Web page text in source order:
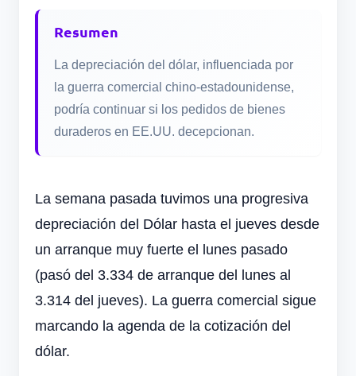
Resumen
La depreciación del dólar, influenciada por
la guerra comercial chino-estadounidense,
podría continuar si los pedidos de bienes
duraderos en EE.UU. decepcionan.
La semana pasada tuvimos una progresiva
depreciación del Dólar hasta el jueves desde
un arranque muy fuerte el lunes pasado
(pasó del 3.334 de arranque del lunes al
3.314 del jueves). La guerra comercial sigue
marcando la agenda de la cotización del
dólar.